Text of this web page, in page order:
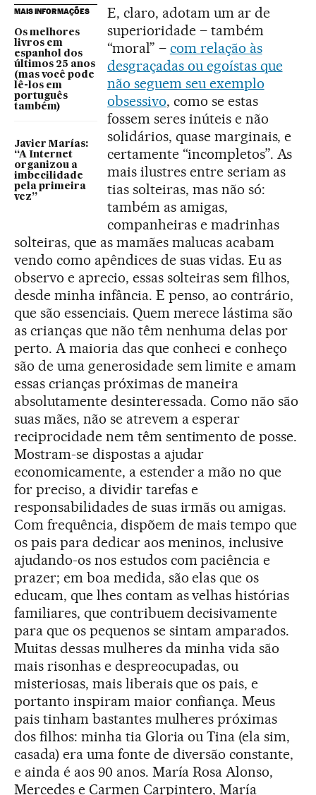
MAIS INFORMAÇÕES
Os melhores
livros em
espanhol dos
últimos 25 anos
(mas você pode
lê-los em
português
também)
Javier Marías:
“A Internet
organizou a
imbecilidade
pela primeira
vez”
E, claro, adotam um ar de
superioridade – também
“moral” – com relação às
desgraçadas ou egoístas que
não seguem seu exemplo
obsessivo, como se estas
fossem seres inúteis e não
solidários, quase marginais, e
certamente “incompletos”. As
mais ilustres entre seriam as
tias solteiras, mas não só:
também as amigas,
companheiras e madrinhas
solteiras, que as mamães malucas acabam
vendo como apêndices de suas vidas. Eu as
observo e aprecio, essas solteiras sem filhos,
desde minha infância. E penso, ao contrário,
que são essenciais. Quem merece lástima são
as crianças que não têm nenhuma delas por
perto. A maioria das que conheci e conheço
são de uma generosidade sem limite e amam
essas crianças próximas de maneira
absolutamente desinteressada. Como não são
suas mães, não se atrevem a esperar
reciprocidade nem têm sentimento de posse.
Mostram-se dispostas a ajudar
economicamente, a estender a mão no que
for preciso, a dividir tarefas e
responsabilidades de suas irmãs ou amigas.
Com frequência, dispõem de mais tempo que
os pais para dedicar aos meninos, inclusive
ajudando-os nos estudos com paciência e
prazer; em boa medida, são elas que os
educam, que lhes contam as velhas histórias
familiares, que contribuem decisivamente
para que os pequenos se sintam amparados.
Muitas dessas mulheres da minha vida são
mais risonhas e despreocupadas, ou
misteriosas, mais liberais que os pais, e
portanto inspiram maior confiança. Meus
pais tinham bastantes mulheres próximas
dos filhos: minha tia Gloria ou Tina (ela sim,
casada) era uma fonte de diversão constante,
e ainda é aos 90 anos. María Rosa Alonso,
Mercedes e Carmen Carpintero, María